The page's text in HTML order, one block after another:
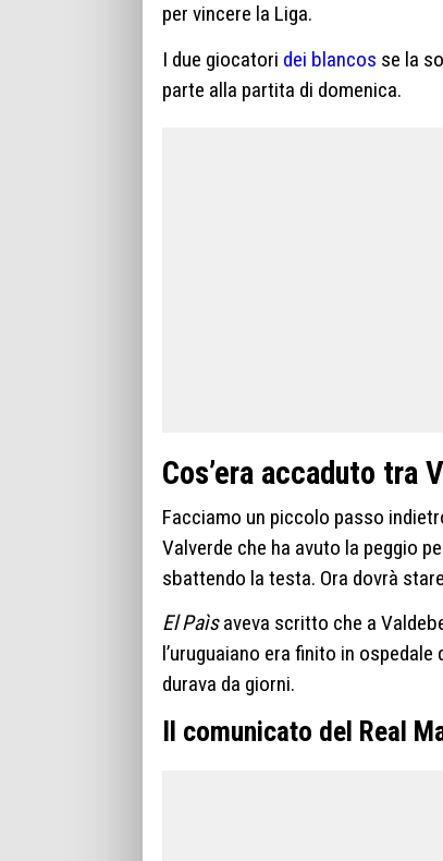
per vincere la Liga.
I due giocatori dei blancos se la
parte alla partita di domenica.
Cos’era accaduto tra
Facciamo un piccolo passo
Valverde che ha avuto la peggio
sbattendo la testa. Ora dovrà
El Paìsaveva scritto che a
l’uruguaiano era finito in
durava da giorni.
Il comunicato del Real